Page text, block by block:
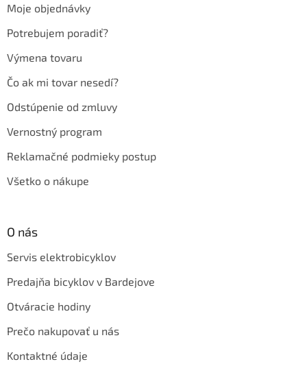
Moje objednávky
Potrebujem poradiť?
Výmena tovaru
Čo ak mi tovar nesedí?
Odstúpenie od zmluvy
Vernostný program
Reklamačné podmieky postup
Všetko o nákupe
O nás
Servis elektrobicyklov
Predajňa bicyklov v Bardejove
Otváracie hodiny
Prečo nakupovať u nás
Kontaktné údaje